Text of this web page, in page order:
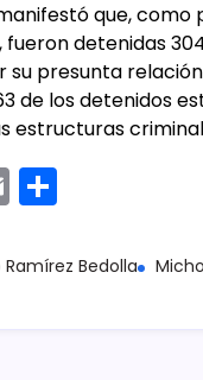
que,
fueron detenidas
su presunta
de los detenidos
estructuras
E
ai mBedolla